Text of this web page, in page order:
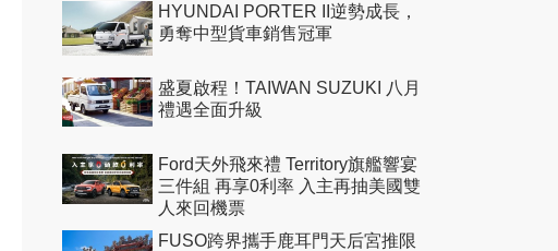
HYUNDAI PORTER II逆勢成長，
勇奪中型貨車銷售冠軍
盛夏啟程！TAIWAN SUZUKI 八月
禮遇全面升級
Ford天外飛來禮 Territory旗艦響宴
三件組 再享0利率 入主再抽美國雙
人來回機票
FUSO跨界攜手鹿耳門天后宮推限